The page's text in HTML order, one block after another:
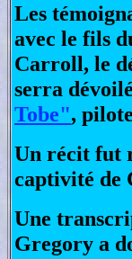
Les
avec le fils
Carroll, le
serra
Tobe",
Un récit fut
captivité de
Une
Gregory a